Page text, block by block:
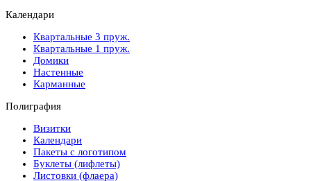
Календари
Квартальные 3 пруж.
Квартальные 1 пруж.
Домики
Настенные
Карманные
Полиграфия
Визитки
Календари
Пакеты с логотипом
Буклеты (лифлеты)
Листовки (флаера)